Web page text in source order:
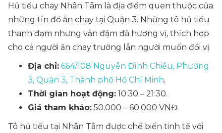
Hủ tiếu chay Nhân Tâm là địa điểm quen thuộc của
những tín đồ ăn chay tại Quận 3. Những tô hủ tiếu
thanh đạm nhưng vẫn đậm đà hương vị, thích hợp
cho cả người ăn chay trường lẫn người muốn đổi vị.
Địa chỉ: 664/108 Nguyễn Đình Chiểu, Phường
3, Quận 3, Thành phố Hồ Chí Minh.
Thời gian hoạt động: 10:30 – 21:30.
Giá tham khảo: 50.000 – 60.000 VNĐ.
Tô hủ tiếu tại Nhân Tâm được chế biến tinh tế với